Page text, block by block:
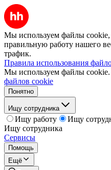
Мы используем файлы cookie,
правильную работу нашего
трафик.
Правила использования
Мы используем файлы cookie.
файлов cookie
Понятно
Ищу сотрудника
Ищу работу
Ищу
Ищу сотрудника
Сервисы
Помощь
Ещё